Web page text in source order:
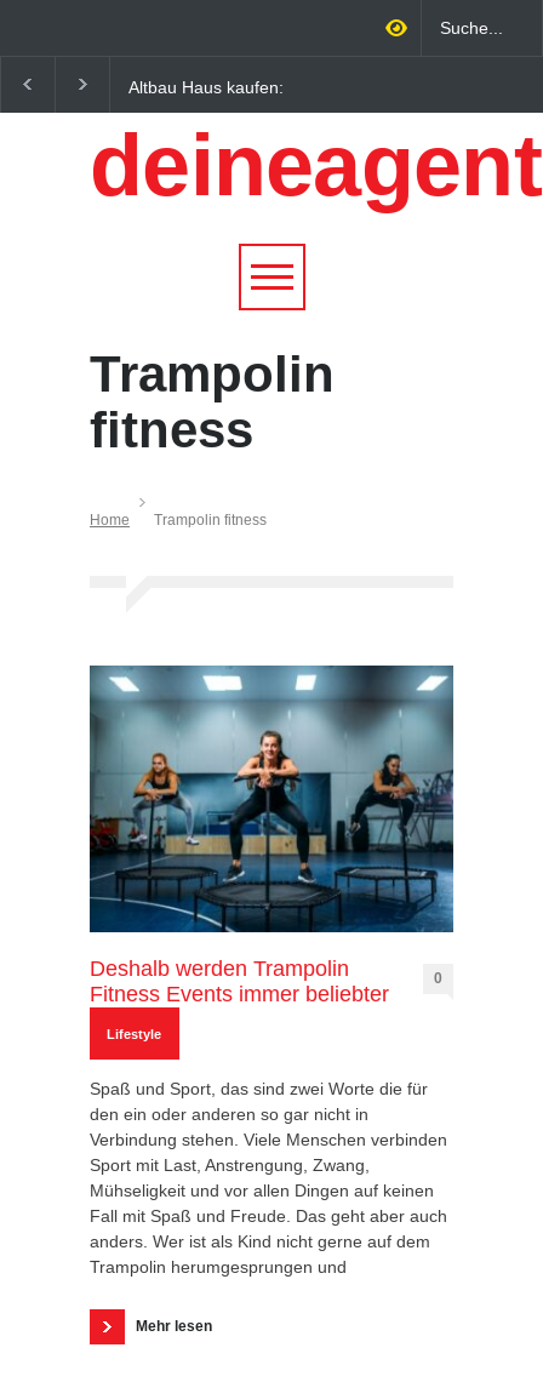
Altbau Haus kaufen:
Unterschiede zwischen
Süddeutschland und
Österreich einfach erklärt
Wirtschaftsfaktor: Wie
Qualitätstourismus
profitieren
Trampolin
fitness
Home Trampolin fitness
Deshalb werden Trampolin
Fitness Events immer beliebter
0
Lifestyle
Spaß und Sport, das sind zwei Worte die für
den ein oder anderen so gar nicht in
Verbindung stehen. Viele Menschen verbinden
Sport mit Last, Anstrengung, Zwang,
Mühseligkeit und vor allen Dingen auf keinen
Fall mit Spaß und Freude. Das geht aber auch
anders. Wer ist als Kind nicht gerne auf dem
Trampolin herumgesprungen und
Mehr lesen